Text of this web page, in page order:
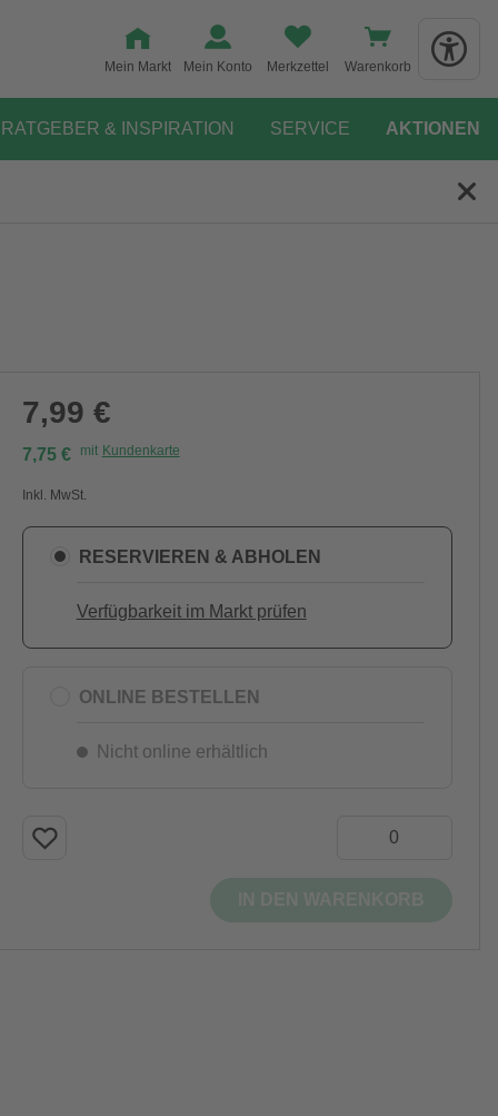
Mein Markt Mein Konto Merkzettel Warenkorb
RATGEBER & INSPIRATION SERVICE AKTIONEN
7,99 €
7,75 € mit Kundenkarte
Inkl. MwSt.
RESERVIEREN & ABHOLEN
Verfügbarkeit im Markt prüfen
ONLINE BESTELLEN
Nicht online erhältlich